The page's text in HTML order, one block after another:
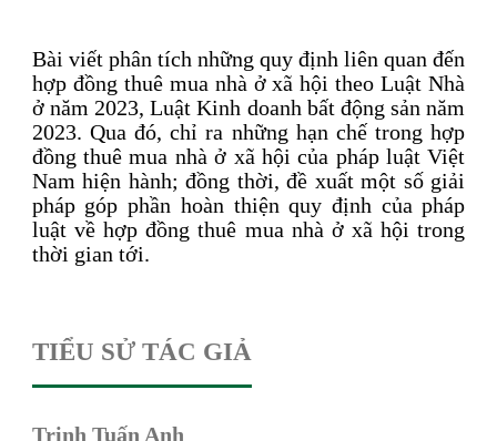
Bài viết phân tích những quy định liên quan đến
hợp đồng thuê mua nhà ở xã hội theo Luật Nhà
ở năm 2023, Luật Kinh doanh bất động sản năm
2023. Qua đó, chỉ ra những hạn chế trong hợp
đồng thuê mua nhà ở xã hội của pháp luật Việt
Nam hiện hành; đồng thời, đề xuất một số giải
pháp góp phần hoàn thiện quy định của pháp
luật về hợp đồng thuê mua nhà ở xã hội trong
thời gian tới.
TIỂU SỬ TÁC GIẢ
Trịnh Tuấn Anh